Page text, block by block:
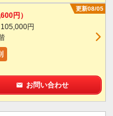
更新08/05
円）
円
お問い合わせ